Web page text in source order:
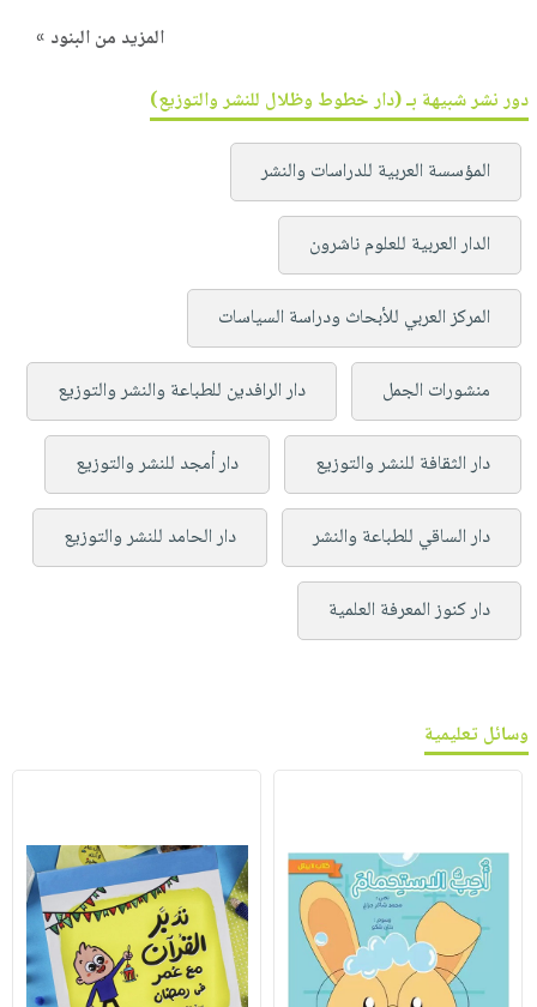
المزيد من البنود »
دور نشر شبيهة بـ (دار خطوط وظلال للنشر والتوزيع)
المؤسسة العربية للدراسات والنشر
الدار العربية للعلوم ناشرون
المركز العربي للأبحاث ودراسة السياسات
منشورات الجمل دار الرافدين للطباعة والنشر والتوزيع
دار الثقافة للنشر والتوزيع دار أمجد للنشر والتوزيع
دار الساقي للطباعة والنشر دار الحامد للنشر والتوزيع
دار كنوز المعرفة العلمية
وسائل تعليمية